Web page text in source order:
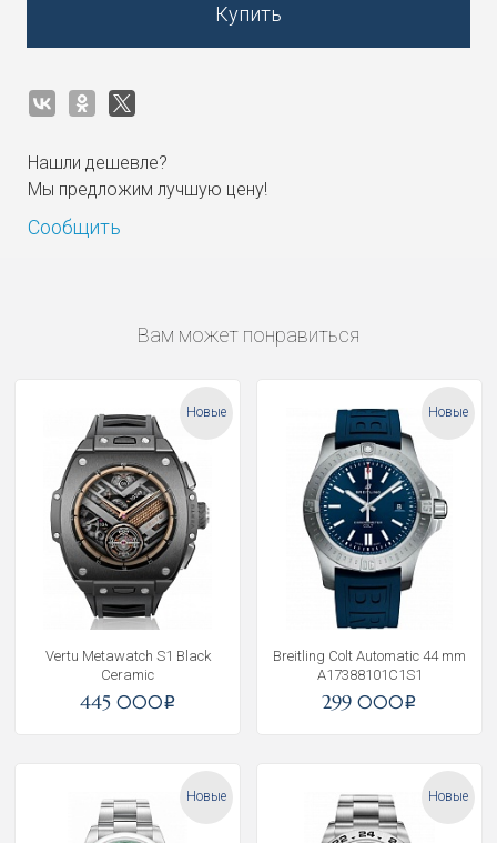
Купить
Нашли дешевле?
Мы предложим лучшую цену!
Сообщить
Вам может понравиться
Новые
Vertu Metawatch S1 Black
Ceramic
445 000i
Новые
Breitling Colt Automatic 44 mm
A17388101C1S1
299 000i
Новые Новые